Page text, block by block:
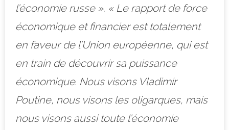
l’économie russe ». « Le rapport de force
économique et financier est totalement
en faveur de l’Union européenne, qui est
en train de découvrir sa puissance
économique. Nous visons Vladimir
Poutine, nous visons les oligarques, mais
nous visons aussi toute l’économie